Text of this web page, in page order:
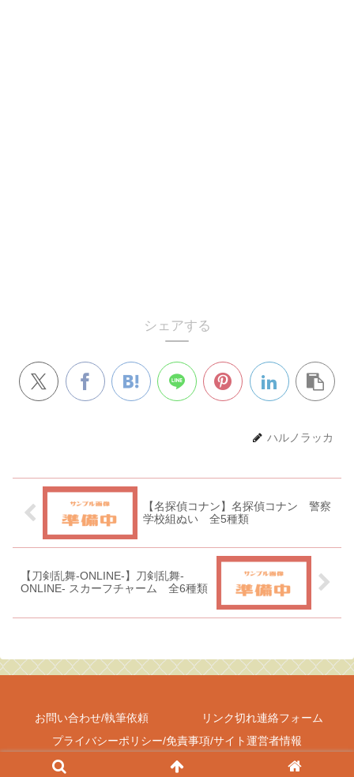
シェアする
ハルノラッカ
【名探偵コナン】名探偵コナン 警察
学校組ぬい 全5種類
【刀剣乱舞-ONLINE-】刀剣乱舞-
ONLINE- スカーフチャーム 全6種類
お問い合わせ/執筆依頼
リンク切れ連絡フォーム
プライバシーポリシー/免責事項/サイト運営者情報
Copyright © 2017-2026 しゃべあに All Rights Reserved.